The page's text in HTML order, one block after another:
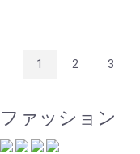
1 2 3
ファッション